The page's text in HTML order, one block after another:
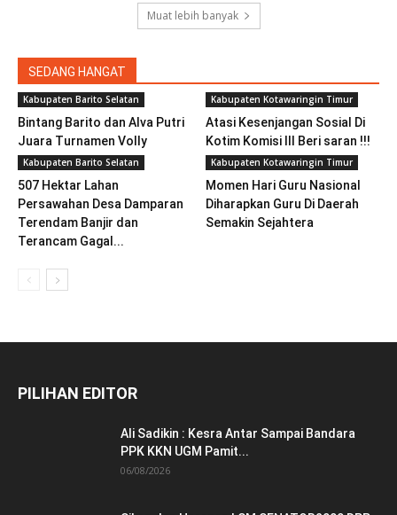
Muat lebih banyak
SEDANG HANGAT
Kabupaten Barito Selatan
Bintang Barito dan Alva Putri
Juara Turnamen Volly
Kabupaten Kotawaringin Timur
Atasi Kesenjangan Sosial Di
Kotim Komisi III Beri saran !!!
Kabupaten Barito Selatan
507 Hektar Lahan
Persawahan Desa Damparan
Terendam Banjir dan
Terancam Gagal...
Kabupaten Kotawaringin Timur
Momen Hari Guru Nasional
Diharapkan Guru Di Daerah
Semakin Sejahtera
PILIHAN EDITOR
Ali Sadikin : Kesra Antar Sampai Bandara
PPK KKN UGM Pamit...
06/08/2026